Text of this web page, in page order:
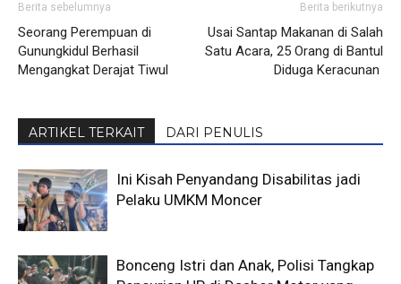
Berita sebelumnya
Seorang Perempuan di
Gunungkidul Berhasil
Mengangkat Derajat Tiwul
Berita berikutnya
Usai Santap Makanan di Salah
Satu Acara, 25 Orang di Bantul
Diduga Keracunan
ARTIKEL TERKAIT DARI PENULIS
Ini Kisah Penyandang Disabilitas jadi
Pelaku UMKM Moncer
Bonceng Istri dan Anak, Polisi Tangkap